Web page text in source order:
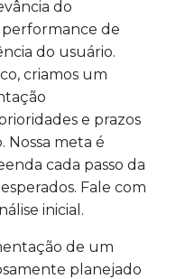
do
de
do usuário.
criamos um
e prazos
Nossa meta é
cada passo da
Fale com
inicial.
de um
planejado